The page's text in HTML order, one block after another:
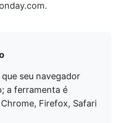
seu navegador
a ferramenta é
Firefox, Safari